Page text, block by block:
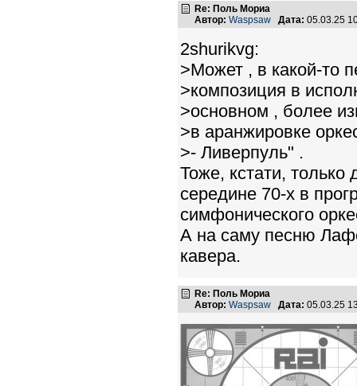
Re: Поль Мориа
Автор: Waspsaw Дата: 05.03.25
2shurikvg:
>Может , в какой-то
>композиция в
>основном , более
>в аранжировке
>- Ливерпуль" .
Тоже, кстати,
середине 70-х в
симфонического
А на саму песню
кавера.
Re: Поль Мориа
Автор: Waspsaw Дата: 05.03.25